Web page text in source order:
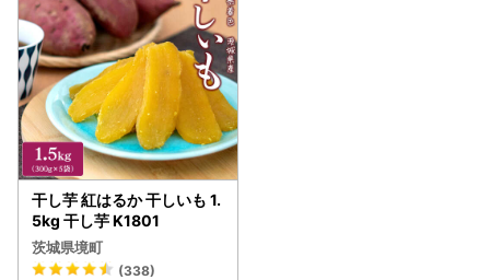
干し芋 紅はるか 干しいも 1.
5kg 干し芋 K1801
茨城県境町
(338)